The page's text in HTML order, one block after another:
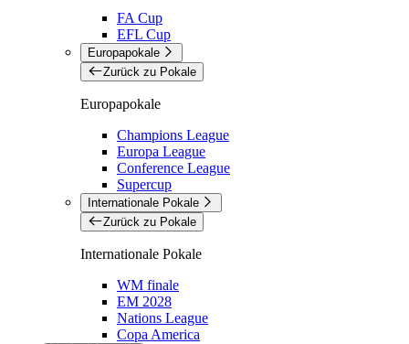
FA Cup
EFL Cup
Europapokale
Zurück zu Pokale
Europapokale
Champions League
Europa League
Conference League
Supercup
Internationale Pokale
Zurück zu Pokale
Internationale Pokale
WM finale
EM 2028
Nations League
Copa America